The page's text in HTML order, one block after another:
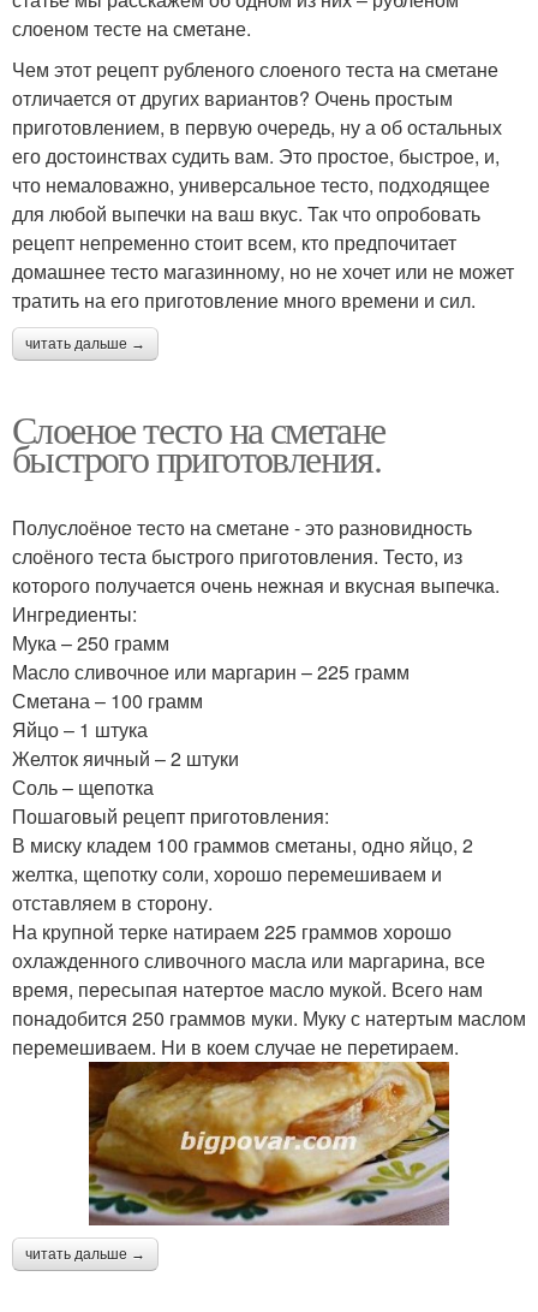
слоеном тесте на сметане.
Чем этот рецепт рубленого слоеного теста на сметане
отличается от других вариантов? Очень простым
приготовлением, в первую очередь, ну а об остальных
его достоинствах судить вам. Это простое, быстрое, и,
что немаловажно, универсальное тесто, подходящее
для любой выпечки на ваш вкус. Так что опробовать
рецепт непременно стоит всем, кто предпочитает
домашнее тесто магазинному, но не хочет или не может
тратить на его приготовление много времени и сил.
читать дальше →
Слоеное тесто на сметане
быстрого приготовления.
Полуслоёное тесто на сметане - это разновидность
слоёного теста быстрого приготовления. Тесто, из
которого получается очень нежная и вкусная выпечка.
Ингредиенты:
Мука – 250 грамм
Масло сливочное или маргарин – 225 грамм
Сметана – 100 грамм
Яйцо – 1 штука
Желток яичный – 2 штуки
Соль – щепотка
Пошаговый рецепт приготовления:
В миску кладем 100 граммов сметаны, одно яйцо, 2
желтка, щепотку соли, хорошо перемешиваем и
отставляем в сторону.
На крупной терке натираем 225 граммов хорошо
охлажденного сливочного масла или маргарина, все
время, пересыпая натертое масло мукой. Всего нам
понадобится 250 граммов муки. Муку с натертым маслом
перемешиваем. Ни в коем случае не перетираем.
читать дальше →